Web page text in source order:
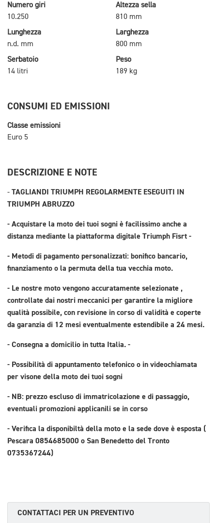
Numero giri
10.250
Altezza sella
810 mm
Lunghezza
n.d. mm
Larghezza
800 mm
Serbatoio
14 litri
Peso
189 kg
CONSUMI ED EMISSIONI
Classe emissioni
Euro 5
DESCRIZIONE E NOTE
- TAGLIANDI TRIUMPH REGOLARMENTE ESEGUITI IN
TRIUMPH ABRUZZO
- Acquistare la moto dei tuoi sogni è facilissimo anche a
distanza mediante la piattaforma digitale Triumph Fisrt -
- Metodi di pagamento personalizzati: bonifico bancario,
finanziamento o la permuta della tua vecchia moto.
- Le nostre moto vengono accuratamente selezionate ,
controllate dai nostri meccanici per garantire la migliore
qualità possibile, con revisione in corso di validità e coperte
da garanzia di 12 mesi eventualmente estendibile a 24 mesi.
- Consegna a domicilio in tutta Italia. -
- Possibilità di appuntamento telefonico o in videochiamata
per visone della moto dei tuoi sogni
- NB: prezzo escluso di immatricolazione e di passaggio,
eventuali promozioni applicanili se in corso
- Verifica la disponibiltà della moto e la sede dove è esposta (
Pescara 0854685000 o San Benedetto del Tronto
0735367244)
CONTATTACI PER UN PREVENTIVO